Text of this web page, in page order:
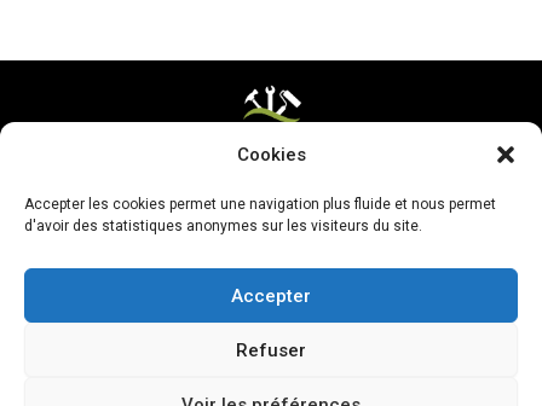
Cookies
Accepter les cookies permet une navigation plus fluide et nous permet
d'avoir des statistiques anonymes sur les visiteurs du site.
Accepter
Refuser
Mettre ma page à jour